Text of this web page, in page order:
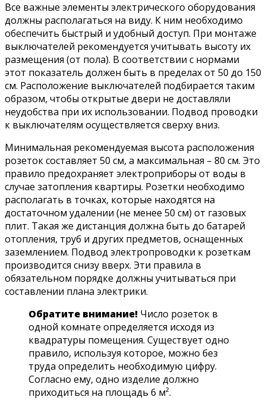
Все важные элементы электрического оборудования
должны располагаться на виду. К ним необходимо
обеспечить быстрый и удобный доступ. При монтаже
выключателей рекомендуется учитывать высоту их
размещения (от пола). В соответствии с нормами
этот показатель должен быть в пределах от 50 до 150
см. Расположение выключателей подбирается таким
образом, чтобы открытые двери не доставляли
неудобства при их использовании. Подвод проводки
к выключателям осуществляется сверху вниз.
Минимальная рекомендуемая высота расположения
розеток составляет 50 см, а максимальная – 80 см. Это
правило предохраняет электроприборы от воды в
случае затопления квартиры. Розетки необходимо
располагать в точках, которые находятся на
достаточном удалении (не менее 50 см) от газовых
плит. Такая же дистанция должна быть до батарей
отопления, труб и других предметов, оснащенных
заземлением. Подвод электропроводки к розеткам
производится снизу вверх. Эти правила в
обязательном порядке должны учитываться при
составлении плана электрики.
Обратите внимание! Число розеток в
одной комнате определяется исходя из
квадратуры помещения. Существует одно
правило, используя которое, можно без
труда определить необходимую цифру.
Согласно ему, одно изделие должно
приходиться на площадь 6 м².